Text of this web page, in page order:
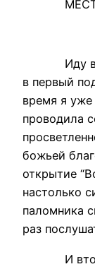
Иду
в первый
время я
проводила
божьей
открытие
настолько
паломника
раз
И второе